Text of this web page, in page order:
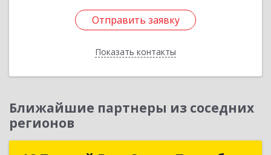
Отправить заявку
Показать контакты
Отправить заявку
Назад
Ближайшие партнеры из соседних
регионов